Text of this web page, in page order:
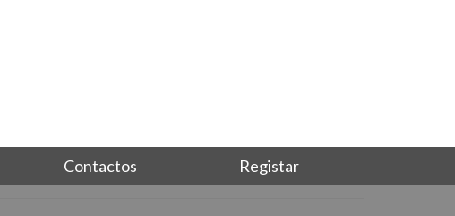
Contactos Registar